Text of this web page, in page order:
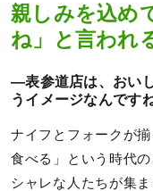
親しみを込め
ね」と言われ
—表参道店は、おい
うイメージなんですね
ナイフとフォークが
食べる」という時代
シャレな人たちが集